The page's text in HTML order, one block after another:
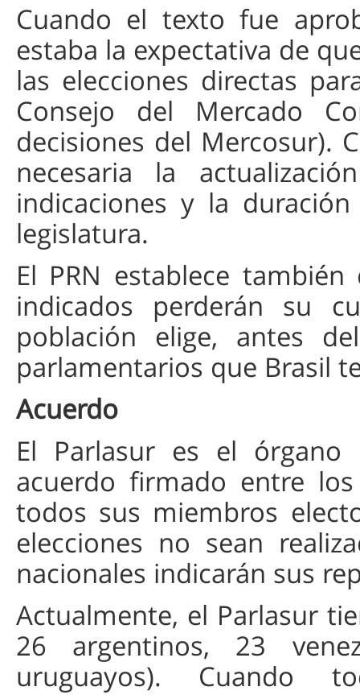
Cuando el texto fue
estaba la expectativa de
las elecciones directas
Consejo del Mercado
decisiones del Mercosur).
necesaria la
indicaciones y la
legislatura.
El PRN establece
indicados perderán su
población elige, antes
parlamentarios que Brasil
Acuerdo
El Parlasur es el
acuerdo firmado entre
todos sus miembros
elecciones no sean
nacionales indicarán sus
Actualmente, el Parlasur
26 argentinos, 23
uruguayos). Cuando